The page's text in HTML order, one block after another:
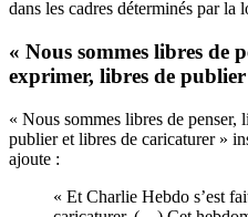
dans les cadres déterminés par la
« Nous sommes libres de
exprimer, libres de
« Nous sommes libres de penser,
publier et libres de caricaturer »
ajoute :
« Et Charlie Hebdo s’est